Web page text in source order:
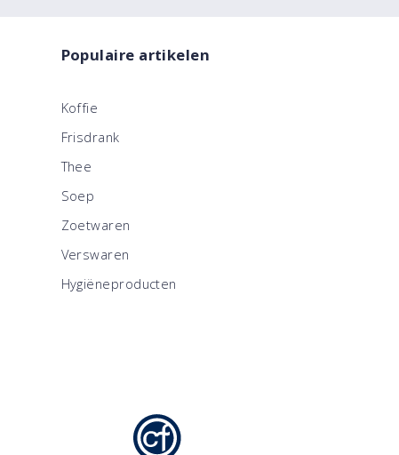
Populaire artikelen
Koffie
Frisdrank
Thee
Soep
Zoetwaren
Verswaren
Hygiëneproducten